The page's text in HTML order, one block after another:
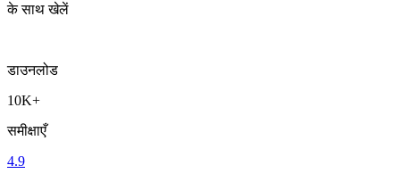
के साथ खेलें
डाउनलोड
10K+
समीक्षाएँ
4.9